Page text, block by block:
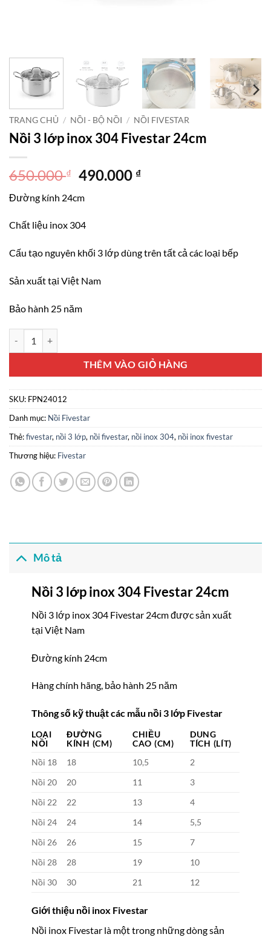
TRANG CHỦ / NỒI - BỘ NỒI / NỒI FIVESTAR
Nồi 3 lớp inox 304 Fivestar 24cm
650.000₫ Giá
là:
650.000 ₫.
490.000 ₫Giá
Đường kính 24cm
Chất liệu inox 304
Cấu tạo nguyên khối 3 lớp dùng trên tất cả các loại bếp
Sản xuất tại Việt Nam
Bảo hành 25 năm
THÊM VÀO GIỎ HÀNG
SKU: FPN24012
Danh mục: Nồi Fivestar
Thẻ:fivestar, nồi 3 lớp, nồi fivestar, nồi inox 304, nồi inox fivestar
Thương hiệu: Fivestar
Mô tả
Nồi 3 lớp inox 304 Fivestar 24cm
Nồi 3 lớp inox 304 Fivestar 24cm được sản xuất
tại Việt Nam
Đường kính 24cm
Hàng chính hãng, bảo hành 25 năm
Thông số kỹ thuật các mẫu nồi 3 lớp Fivestar
LOẠI
NỒI
ĐƯỜNG
KÍNH (CM)
CHIỀU
CAO (CM)
DUNG
TÍCH (LÍT)
Nồi 18
18 10,5
2
Nồi 20
20 11
3
Nồi 22
22 13
4
Nồi 24
24 14
5,5
Nồi 26
26 15
7
Nồi 28
28 19
10
Nồi 30
30 21 12
Giới thiệu nồi inox Fivestar
Nồi inox Fivestar là một trong những dòng sản